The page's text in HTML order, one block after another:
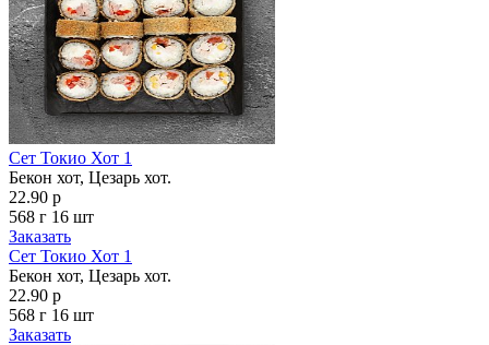
Сет Токио Хот 1
Бекон хот, Цезарь хот.
22.90 р
568 г 16 шт
Заказать
Сет Токио Хот 1
Бекон хот, Цезарь хот.
22.90 р
568 г 16 шт
Заказать